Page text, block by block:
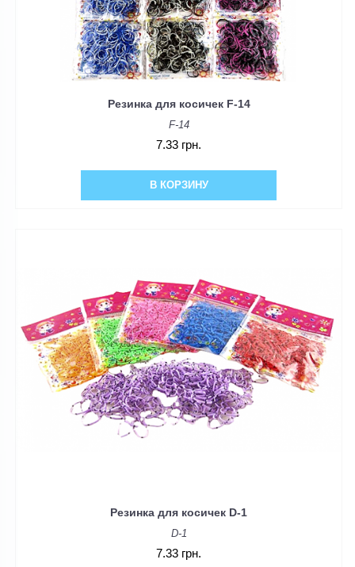
Резинка для косичек F-14
F-14
7.33 грн.
В КОРЗИНУ
Резинка для косичек D-1
D-1
7.33 грн.